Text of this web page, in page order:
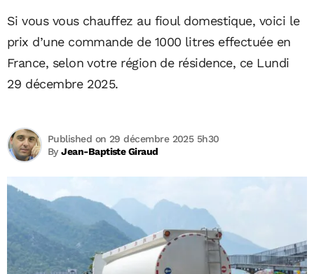
Si vous vous chauffez au fioul domestique, voici le
prix d’une commande de 1000 litres effectuée en
France, selon votre région de résidence, ce Lundi
29 décembre 2025.
ByJean-Baptiste Giraud
Published on 29 décembre 2025 5h30